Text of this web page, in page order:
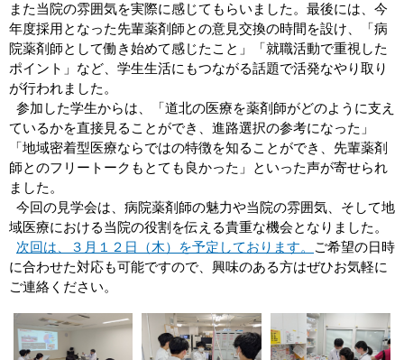
また当院の雰囲気を実際に感じてもらいました。最後には、今
年度採用となった先輩薬剤師との意見交換の時間を設け、「病
院薬剤師として働き始めて感じたこと」「就職活動で重視した
ポイント」など、学生生活にもつながる話題で活発なやり取り
が行われました。
参加した学生からは、「道北の医療を薬剤師がどのように支え
ているかを直接見ることができ、進路選択の参考になった」
「地域密着型医療ならではの特徴を知ることができ、先輩薬剤
師とのフリートークもとても良かった」といった声が寄せられ
ました。
今回の見学会は、病院薬剤師の魅力や当院の雰囲気、そして地
域医療における当院の役割を伝える貴重な機会となりました。
次回は、３月１２日（木）を予定しております。
ご希望の日時
に合わせた対応も可能ですので、興味のある方はぜひお気軽に
ご連絡ください。